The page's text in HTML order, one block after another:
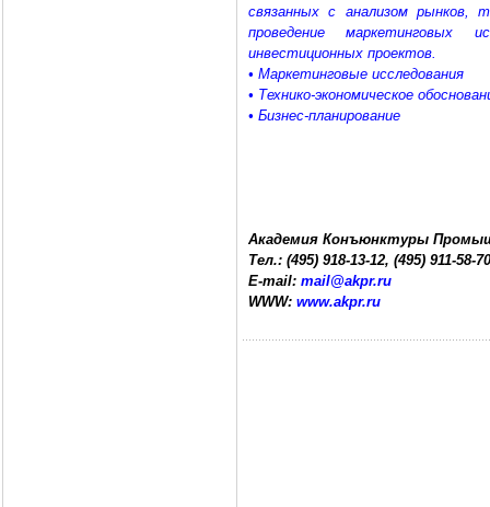
связанных с анализом рынков,
проведение маркетинговых
инвестиционных проектов.
• Маркетинговые исследования
• Технико-экономическое
• Бизнес-планирование
Академия Конъюнктуры
Тел.: (495) 918-13-12, (495) 911-58-70
E-mail: mail@akpr.ru
WWW: www.akpr.ru